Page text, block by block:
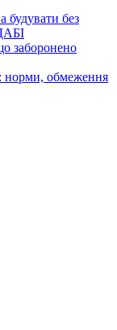
будувати без
заборонено
норми, обмеження